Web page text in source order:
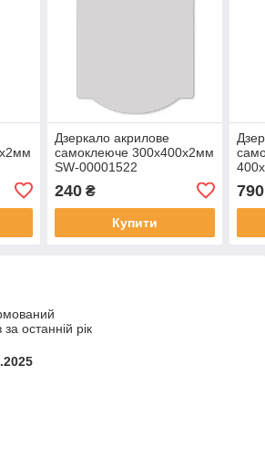
Дзеркало акрилове
самоклеюче 300х400х2мм
SW-00001522
240₴
Купити
790
останній рік